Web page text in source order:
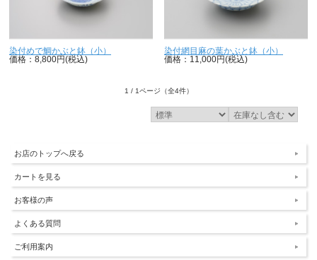
染付めで鯛かぶと鉢（小）
価格：8,800円(税込)
染付網目麻の葉かぶと鉢（小）
価格：11,000円(税込)
1 / 1ページ （全4件）
お店のトップへ戻る
カートを見る
お客様の声
よくある質問
ご利用案内